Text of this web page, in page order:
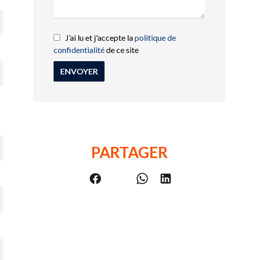
J’ai lu et j'accepte lapolitique de
confidentialitéde ce site
ENVOYER
PARTAGER